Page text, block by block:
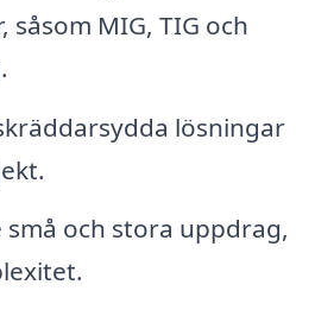
såsom MIG, TIG och
lösningar
små och stora uppdrag,